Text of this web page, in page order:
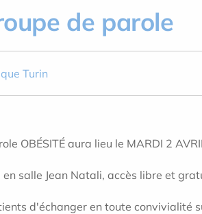
de parole
Turin
OBÉSITÉ aura lieu le MARDI 2
salle Jean Natali, accès libre et
d'échanger en toute convivialité